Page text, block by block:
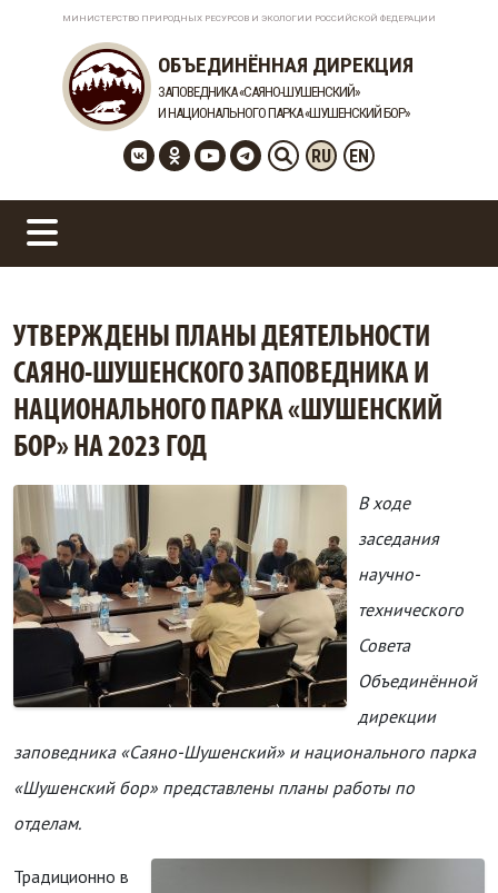
МИНИСТЕРСТВО ПРИРОДНЫХ РЕСУРСОВ И ЭКОЛОГИИ РОССИЙСКОЙ ФЕДЕРАЦИИ
ОБЪЕДИНЁННАЯ ДИРЕКЦИЯ
ЗАПОВЕДНИКА «САЯНО-ШУШЕНСКИЙ»
И НАЦИОНАЛЬНОГО ПАРКА «ШУШЕНСКИЙ БОР»
RU EN
УТВЕРЖДЕНЫ ПЛАНЫ ДЕЯТЕЛЬНОСТИ
САЯНО-ШУШЕНСКОГО ЗАПОВЕДНИКА И
НАЦИОНАЛЬНОГО ПАРКА «ШУШЕНСКИЙ
БОР» НА 2023 ГОД
В ходе
заседания
научно-
технического
Совета
Объединённой
дирекции
заповедника «Саяно-Шушенский» и национального парка
«Шушенский бор» представлены планы работы по
отделам.
Традиционно в